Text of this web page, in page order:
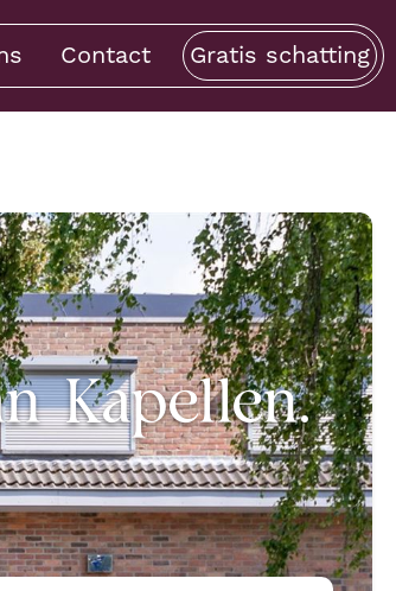
Contact Gratis schatting
Kapellen.